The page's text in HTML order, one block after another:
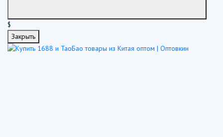
$
Закрыть